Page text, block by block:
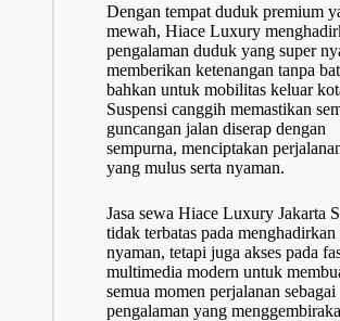
Dengan tempat duduk premium
mewah, Hiace Luxury
pengalaman duduk yang super
memberikan ketenangan tanpa
bahkan untuk mobilitas keluar
Suspensi canggih memastikan
guncangan jalan diserap dengan
sempurna, menciptakan
yang mulus serta nyaman.
Jasa sewa Hiace Luxury Jakarta
tidak terbatas pada menghadirkan
nyaman, tetapi juga akses pada
multimedia modern untuk
semua momen perjalanan sebagai
pengalaman yang